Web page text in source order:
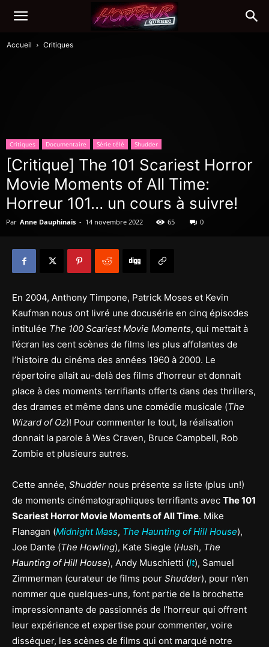
Accueil Critiques
Critiques Documentaire Série télé Shudder
[Critique] The 101 Scariest Horror
Movie Moments of All Time:
Horreur 101… un cours à suivre!
Par Anne Dauphinais - 14 novembre 2022 65 0
En 2004, Anthony Timpone, Patrick Moses et Kevin
Kaufman nous ont livré une docusérie en cinq épisodes
intitulée The 100 Scariest Movie Moments, qui mettait à
l’écran les cent scènes de films les plus affolantes de
l’histoire du cinéma des années 1960 à 2000. Le
répertoire allait au-delà des films d’horreur et donnait
place à des moments terrifiants offerts dans des thrillers,
des drames et même dans une comédie musicale (The
Wizard of Oz)! Pour commenter le tout, la réalisation
donnait la parole à Wes Craven, Bruce Campbell, Rob
Zombie et plusieurs autres.
Cette année, Shudder nous présente sa liste (plus un!)
de moments cinématographiques terrifiants avec The 101
Scariest Horror Movie Moments of All Time. Mike
Flanagan (Midnight Mass, The Haunting of Hill House),
Joe Dante (The Howling), Kate Siegle (Hush, The
Haunting of Hill House), Andy Muschietti (It), Samuel
Zimmerman (curateur de films pour Shudder), pour n’en
nommer que quelques-uns, font partie de la brochette
impressionnante de passionnés de l’horreur qui offrent
leur expérience et expertise pour commenter, voire
disséquer, les scènes de films qui ont marqué notre